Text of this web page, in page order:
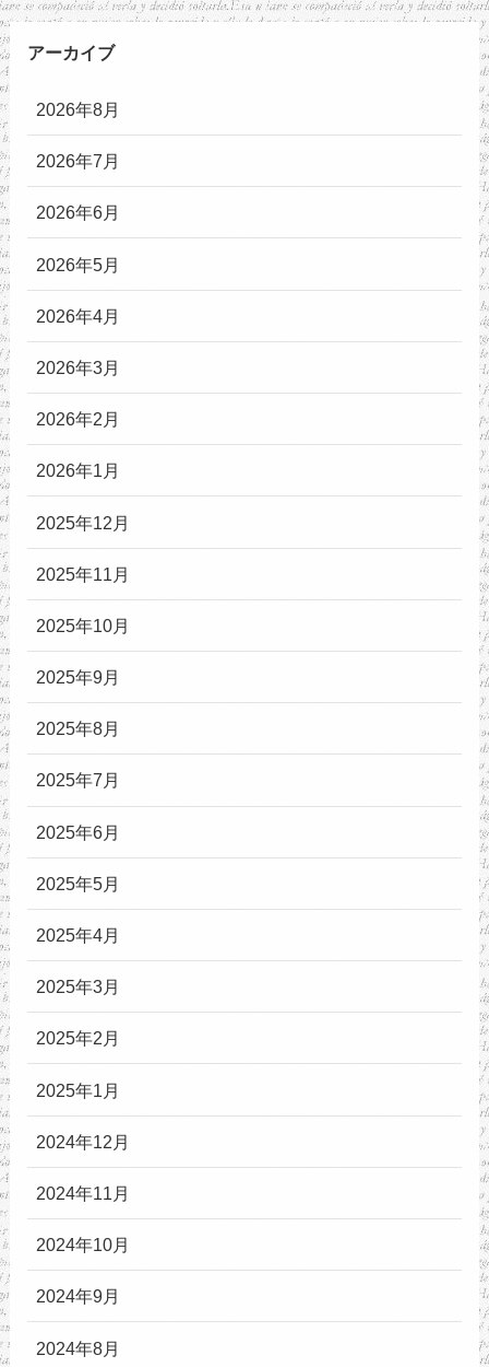
アーカイブ
2026年8月
2026年7月
2026年6月
2026年5月
2026年4月
2026年3月
2026年2月
2026年1月
2025年12月
2025年11月
2025年10月
2025年9月
2025年8月
2025年7月
2025年6月
2025年5月
2025年4月
2025年3月
2025年2月
2025年1月
2024年12月
2024年11月
2024年10月
2024年9月
2024年8月